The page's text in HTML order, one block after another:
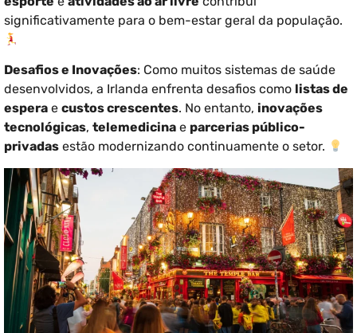
significativamente para o bem-estar geral da população.
Desafios e Inovações: Como muitos sistemas de saúde
desenvolvidos, a Irlanda enfrenta desafios como listas de
espera e custos crescentes. No entanto, inovações
tecnológicas, telemedicina e parcerias público-
privadas estão modernizando continuamente o setor.